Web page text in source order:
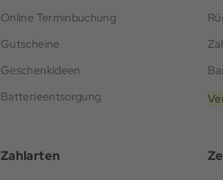
Online Terminbuchung
Gutscheine
Geschenkideen
Batterieentsorgung
Zahlarten